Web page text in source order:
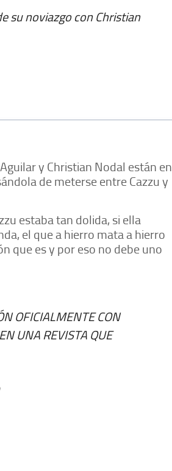
su noviazgo con Christian
y Christian Nodal están en
de meterse entre Cazzu y
estaba tan dolida, si ella
el que a hierro mata a hierro
que es y por eso no debe uno
OFICIALMENTE CON
UNA REVISTA QUE